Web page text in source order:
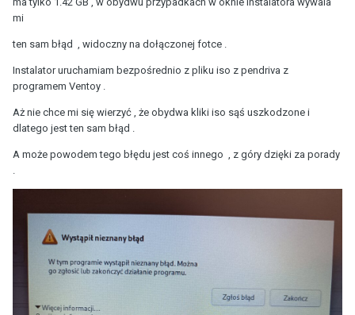
mi
ten sam błąd , widoczny na dołączonej fotce .
Instalator uruchamiam bezpośrednio z pliku iso z pendriva z
programem Ventoy .
Aż nie chce mi się wierzyć , że obydwa kliki iso sąś uszkodzone i
dlatego jest ten sam błąd .
A może powodem tego błędu jest coś innego , z góry dzięki za porady
.